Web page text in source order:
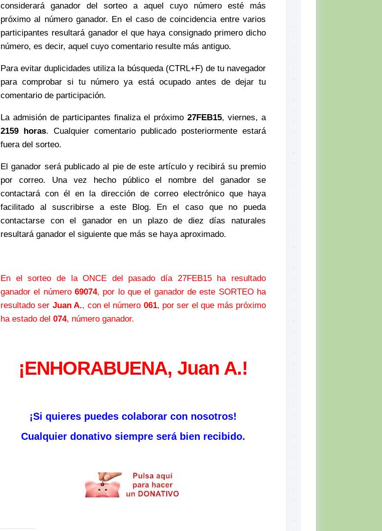
considerará ganador del sorteo a aquel cuyo número esté más
próximo al número ganador. En el caso de coincidencia entre varios
participantes resultará ganador el que haya consignado primero dicho
número, es decir, aquel cuyo comentario resulte más antiguo.
Para evitar duplicidades utiliza la búsqueda (CTRL+F) de tu navegador
para comprobar si tu número ya está ocupado antes de dejar tu
comentario de participación.
La admisión de participantes finaliza el próximo27FEB15, viernes, a
2159 horas. Cualquier comentario publicado posteriormente estará
fuera del sorteo.
El ganador será publicado al pie de este artículo y recibirá su premio
por correo. Una vez hecho público el nombre del ganador se
contactará con él en la dirección de correo electrónico que haya
facilitado al suscribirse a este Blog. En el caso que no pueda
contactarse con el ganador en un plazo de diez días naturales
resultará ganador el siguiente que más se haya aproximado.
En el sorteo de la ONCE del pasado día 27FEB15 ha resultado
ganador el número 69074, por lo que el ganador de este SORTEO ha
resultado ser Juan A., con el número 061, por ser el que más próximo
ha estado del 074, número ganador.
¡ENHORABUENA, Juan A.!
¡Si quieres puedes colaborar con nosotros!
Cualquier donativo siempre será bien recibido.